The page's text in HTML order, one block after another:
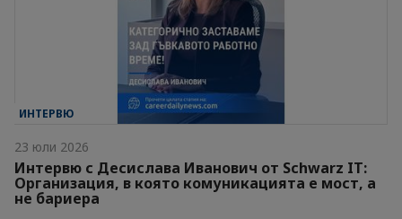
ИНТЕРВЮ
23 юли 2026
Интервю с Десислава Иванович от Schwarz IT:
Организация, в която комуникацията е мост, а
не бариера